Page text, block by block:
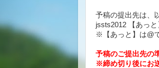
予稿の提出先は、
jssts2012
【あっと
※【あっと】は@
予稿のご提出先の
※締め切り後にお